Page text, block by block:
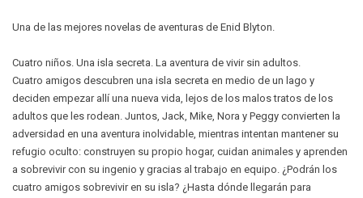
Una de las mejores novelas de aventuras de Enid Blyton.
Cuatro niños. Una isla secreta. La aventura de vivir sin adultos.
Cuatro amigos descubren una isla secreta en medio de un lago y
deciden empezar allí una nueva vida, lejos de los malos tratos de los
adultos que les rodean. Juntos, Jack, Mike, Nora y Peggy convierten la
adversidad en una aventura inolvidable, mientras intentan mantener su
refugio oculto: construyen su propio hogar, cuidan animales y aprenden
a sobrevivir con su ingenio y gracias al trabajo en equipo. ¿Podrán los
cuatro amigos sobrevivir en su isla? ¿Hasta dónde llegarán para